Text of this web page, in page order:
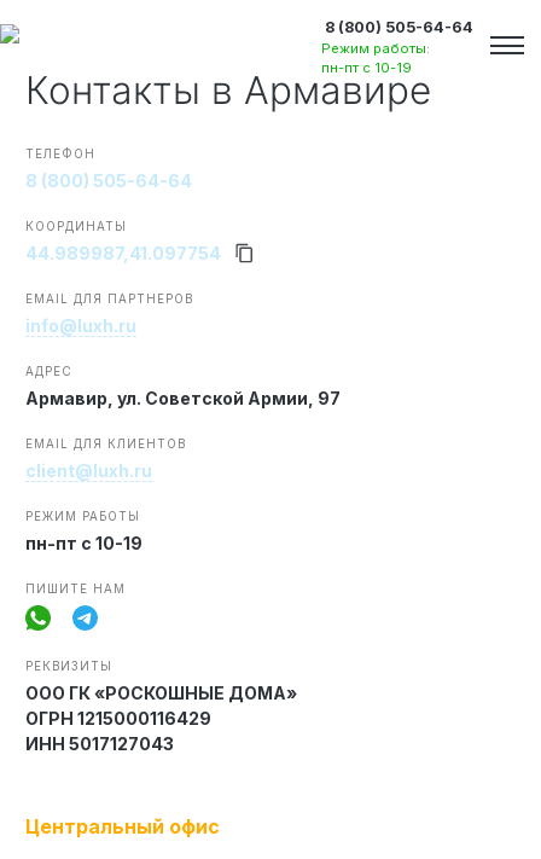
8 (800) 505-64-64
Режим работы:
пн-пт с 10-19
Вакансии
Дома Бизнес-класса
Функция Генпроектировщик
Контакты в Армавире
ТЕЛЕФОН
8 (800) 505-64-64
КООРДИНАТЫ
44.989987,41.097754
EMAIL ДЛЯ ПАРТНЕРОВ
info@luxh.ru
АДРЕС
Армавир, ул. Советской Армии, 97
EMAIL ДЛЯ КЛИЕНТОВ
client@luxh.ru
РЕЖИМ РАБОТЫ
пн-пт с 10-19
ПИШИТЕ НАМ
РЕКВИЗИТЫ
ООО ГК «РОСКОШНЫЕ ДОМА»
ОГРН 1215000116429
ИНН 5017127043
Центральный офис